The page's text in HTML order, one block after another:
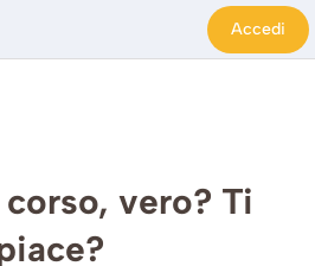
Accedi
vero? Ti